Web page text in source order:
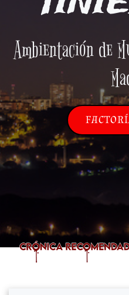
Ambientación de